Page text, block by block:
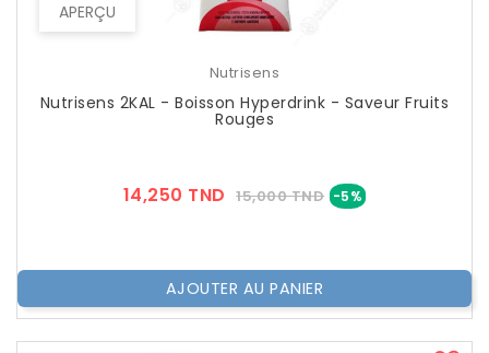
APERÇU
Nutrisens
Nutrisens 2KAL - Boisson Hyperdrink - Saveur Fruits
Rouges
14,250 TND Prix
15,000 TND -5%Prix
AJOUTER AU PANIER